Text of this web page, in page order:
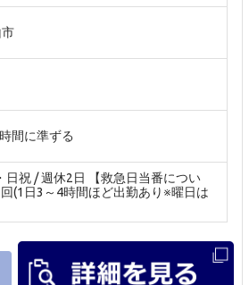
間に準ずる
日祝 / 週休2日 【救急日当番につい
(1日3～4時間ほど出勤あり※曜日は